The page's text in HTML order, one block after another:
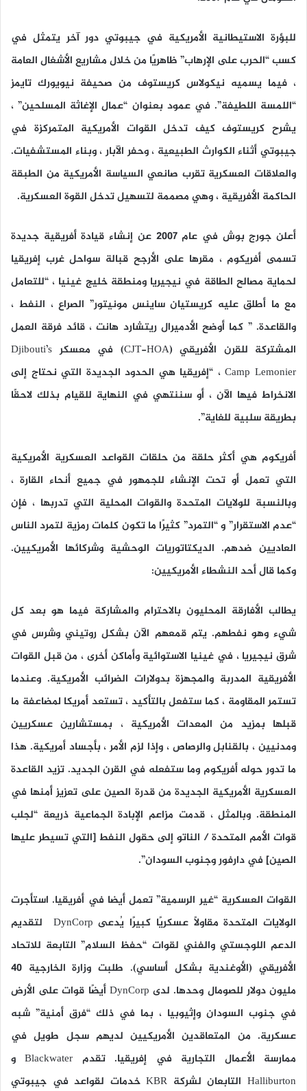
للبؤرة الاستيطانية الأمريكية في جيبوتي دور آخر يتمثل في
كسب “الحرب على الإرهاب” ظاهريًا من خلال مشاريع الأشغال العامة
، فيما يسميه نيكولاس كريستوف من صحيفة نيويورك تايمز
“اللمسة اللطيفة”. في عمود بعنوان “عمال الإغاثة المسلحين” ،
يشرح كريستوف كيف تدخل القوات الأمريكية المتمركزة في
جيبوتي أثناء الكوارث الطبيعية ، وحفر الآبار ، وبناء المستشفيات.
والعلاقات العسكرية تقرب صانعي السياسة الأمريكية من الطبقة
الحاكمة الأفريقية ، وهي مصممة لتسهيل تدخل القوة العسكرية.
أعلن جورج بوش في عام 2007 عن إنشاء قيادة أفريقية جديدة
تسمى أفريكوم ، مقرها على الأرجح قبالة سواحل غرب إفريقيا
لحماية مصالح الطاقة في نيجيريا ومنطقة خليج غينيا ، “للتعامل
مع ما أطلق عليه كريستيان ساينس مونيتور” الصراع ، النفط ،
والقاعدة. ” كما أوضح الأدميرال ريتشارد هانت ، قائد فرقة العمل
المشتركة للقرن الأفريقي (CJT-HOA) في معسكر Djibouti’s
Camp Lemonier ، “إفريقيا هي الحدود الجديدة التي نحتاج إلى
الانخراط فيها الآن ، أو سننتهي في النهاية للقيام بذلك لاحقًا
بطريقة سلبية للغاية”.
أفريكوم هي أكثر حلقة من حلقات القواعد العسكرية الأمريكية
التي تعمل أو تحت الإنشاء للجمهور في جميع أنحاء القارة ،
وبالنسبة للولايات المتحدة والقوات المحلية التي تدربها ، فإن
“عدم الاستقرار” و “التمرد” كثيرًا ما تكون كلمات رمزية لتمرد الناس
العاديين ضدهم. الديكتاتوريات الوحشية وشركائها الأمريكيين.
وكما قال أحد النشطاء الأمريكيين:
يطالب الأفارقة المحليون بالاحترام والمشاركة فيما هو بعد كل
شيء وهو نفطهم. يتم قمعهم الآن بشكل روتيني وشرس في
شرق نيجيريا ، في غينيا الاستوائية وأماكن أخرى ، من قبل القوات
الأفريقية المدربة والمجهزة بدولارات الضرائب الأمريكية. وعندما
تستمر المقاومة ، كما ستفعل بالتأكيد ، تستعد أمريكا لمضاعفة ما
قبلها بمزيد من المعدات الأمريكية ، بمستشارين عسكريين
ومدنيين ، بالقنابل والرصاص ، وإذا لزم الأمر ، بأجساد أمريكية. هذا
ما تدور حوله أفريكوم وما ستفعله في القرن الجديد. تزيد القاعدة
العسكرية الأمريكية الجديدة من قدرة الصين على تعزيز أمنها في
المنطقة. وبالمثل ، قدمت مزاعم الإبادة الجماعية ذريعة “لجلب
قوات الأمم المتحدة / الناتو إلى حقول النفط [التي تسيطر عليها
الصين] في دارفور وجنوب السودان”.
القوات العسكرية “غير الرسمية” تعمل أيضا في أفريقيا. استأجرت
الولايات المتحدة مقاولًا عسكريًا كبيرًا يُدعى DynCorp لتقديم
الدعم اللوجستي والفني لقوات “حفظ السلام” التابعة للاتحاد
الأفريقي (الأوغندية بشكل أساسي). طلبت وزارة الخارجية 40
مليون دولار للصومال وحدها. لدى DynCorp أيضًا قوات على الأرض
في جنوب السودان وإثيوبيا ، بما في ذلك “فرق أمنية” شبه
عسكرية. من المتعاقدين الأمريكيين لديهم سجل طويل في
ممارسة الأعمال التجارية في إفريقيا. تقدم Blackwater و
Halliburton التابعان لشركة KBR خدمات لقواعد في جيبوتي